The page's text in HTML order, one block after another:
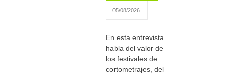
05/08/2026
En esta entrevista
habla del valor de
los festivales de
cortometrajes, del